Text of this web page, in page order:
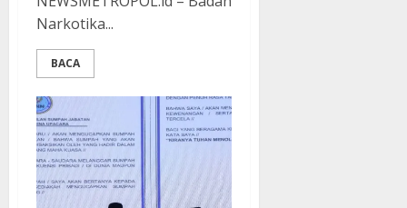
Narkotika...
BACA